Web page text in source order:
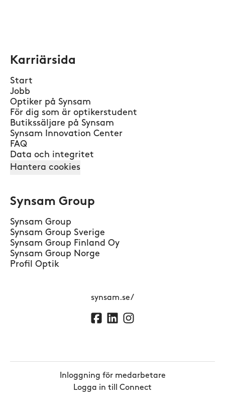
Karriärsida
Start
Jobb
Optiker på Synsam
För dig som är optikerstudent
Butikssäljare på Synsam
Synsam Innovation Center
FAQ
Data och integritet
Hantera cookies
Synsam Group
Synsam Group
Synsam Group Sverige
Synsam Group Finland Oy
Synsam Group Norge
Profil Optik
synsam.se/
Inloggning för medarbetare
Logga in till Connect